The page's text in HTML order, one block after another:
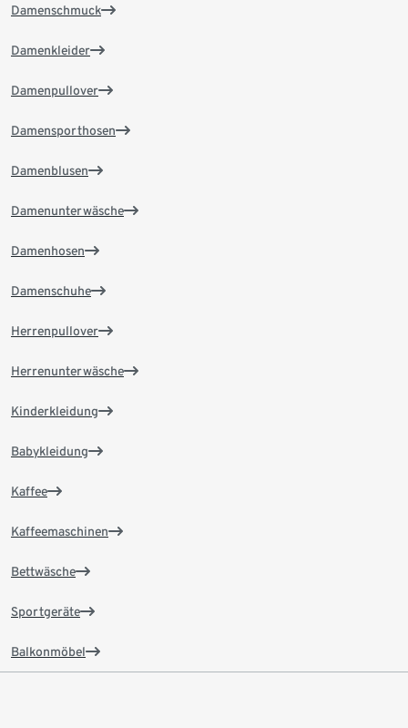
Damenschmuck
Damenkleider
Damenpullover
Damensporthosen
Damenblusen
Damenunterwäsche
Damenhosen
Damenschuhe
Herrenpullover
Herrenunterwäsche
Kinderkleidung
Babykleidung
Kaffee
Kaffeemaschinen
Bettwäsche
Sportgeräte
Balkonmöbel